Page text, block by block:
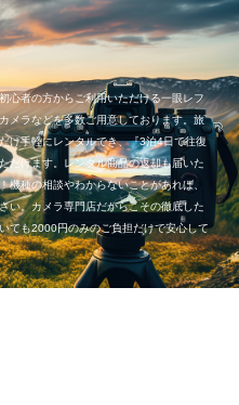
心者の方からご利用いただける一眼レフ
メラなどを多数ご用意しております。旅
け手軽にレンタルでき、『3泊4日で往復
だけます。レンタル商品の返却も届いた
機種の相談やわからないことがあれば、
い。カメラ専門店だからこその徹底した
ても2000円のみのご負担だけで安心して